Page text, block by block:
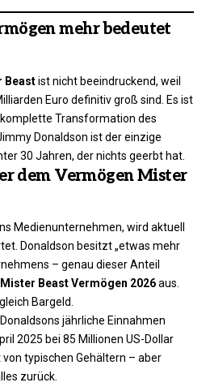
mehr bedeutet
Beastist nicht beeindruckend, weil
Euro definitiv groß sind. Es ist
Transformation des
Donaldson ist der einzige
30 Jahren, der nichts geerbt hat.
dem Vermögen Mister
Medienunternehmen, wird aktuell
Donaldson besitzt „etwas mehr
– genau dieser Anteil
Mister Beast Vermögen 2026aus.
Bargeld.
jährliche Einnahmen
2025 bei 85 Millionen US-Dollar
typischen Gehältern – aber
zurück.